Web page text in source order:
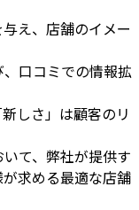
え、店舗のイメー
口コミでの情報拡
しさ」は顧客のリ
て、弊社が提供す
求める最適な店舗